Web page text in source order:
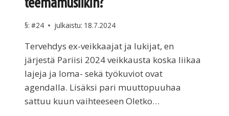
§: #24 julkaistu: 18.7.2024
Tervehdys ex-veikkaajat ja lukijat, en
järjestä Pariisi 2024 veikkausta koska liikaa
lajeja ja loma- sekä työkuviot ovat
agendalla. Lisäksi pari muuttopuuhaa
sattuu kuun vaihteeseen Oletko…